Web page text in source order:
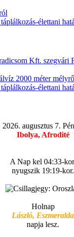
élettani
Kft. szegvári
2000 méter
élettani
2026. augusztus 7.
Ibolya, Afrodité
A Nap kel 04:33-
nyugszik 19:19-kor.
Holnap
László, Eszmeralda
napja lesz.